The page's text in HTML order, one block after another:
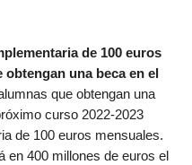
de 100 euros
una beca en el
que obtengan una
curso 2022-2023
de 100 euros mensuales.
en 400 millones de euros el